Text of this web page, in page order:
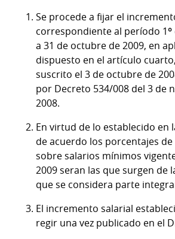
Se procede a fijar el
correspondiente al período 1º
a 31 de octubre de 2009, en
dispuesto en el artículo
suscrito el 3 de octubre de
por Decreto 534/008 del 3 de
2008.
En virtud de lo establecido en
de acuerdo los porcentajes
sobre salarios mínimos
2009 seran las que surgen de
que se considera parte
El incremento salarial
regir una vez publicado en el